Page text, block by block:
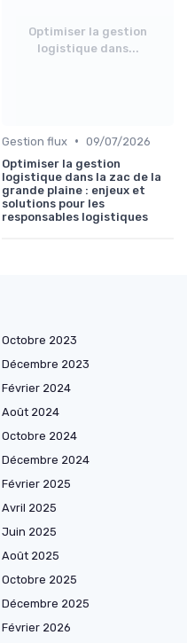
Optimiser la gestion
logistique dans...
Gestion flux • 09/07/2026
Optimiser la gestion
logistique dans la zac de la
grande plaine : enjeux et
solutions pour les
responsables logistiques
Octobre 2023
Décembre 2023
Février 2024
Août 2024
Octobre 2024
Décembre 2024
Février 2025
Avril 2025
Juin 2025
Août 2025
Octobre 2025
Décembre 2025
Février 2026